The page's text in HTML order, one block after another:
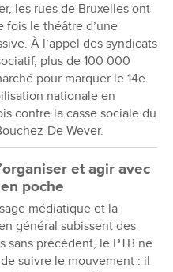
les rues de Bruxelles ont
fois le théâtre d’une
À l’appel des syndicats
plus de 100 000
pour marquer le 14e
nationale en
contre la casse sociale du
De Wever.
et agir avec
poche
médiatique et la
général subissent des
sans précédent, le PTB ne
suivre le mouvement : il